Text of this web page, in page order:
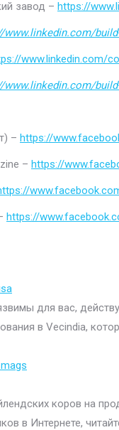
завод – https://
www.linkedin.com/
www.linkedin.com/
www.linkedin.com/
– https://
– https://
https://
для вас,
в Vecindia,
коров на
в Интернете,